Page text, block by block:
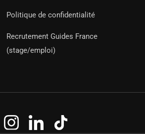
Politique de confidentialité
Recrutement Guides France
(stage/emploi)